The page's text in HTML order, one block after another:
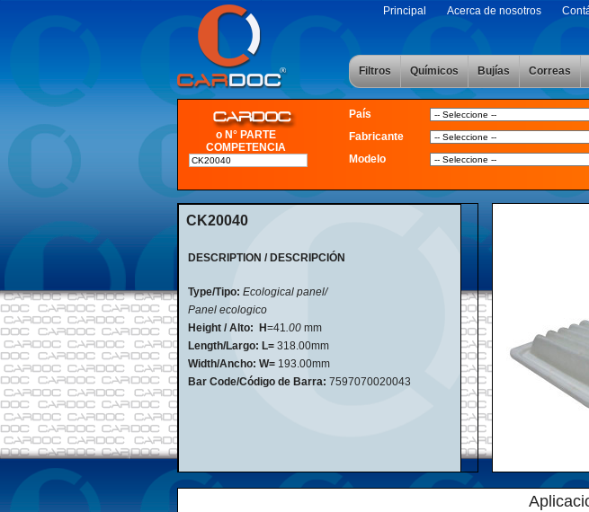
Principal Acerca de nosotros
Filtros Químicos Bujías Correas
o N° PARTE
COMPETENCIA
País
Fabricante
Modelo
CK20040
DESCRIPTION / DESCRIPCIÓN
Type/Tipo: Ecological panel/
Panel ecologico
Height / Alto:
H =41.00 mm
Length/Largo: L= 318.00mm
Width/Ancho: W= 193.00mm
Bar Code/Código de Barra: 7597070020043